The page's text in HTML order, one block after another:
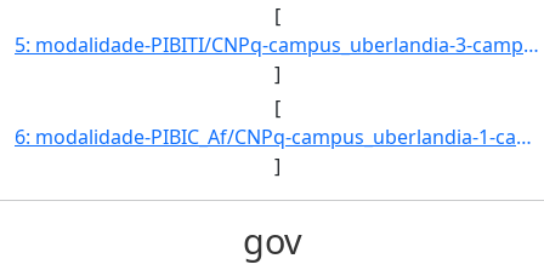
[
5: modalidade-PIBITI/CNPq-campus_uberlandia-3-campus_uberaba-8-campus_ituiutaba-0-campus_patos_de_minas]
]
[
6: modalidade-PIBIC_Af/CNPq-campus_uberlandia-1-campus_uberaba-1-campus_ituiutaba-0-campus_patos_de_min]
]
gov